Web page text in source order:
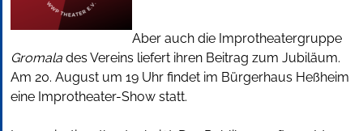
Aber auch die Improtheatergruppe
Gromala des Vereins liefert ihren Beitrag zum Jubiläum.
Am 20. August um 19 Uhr findet im Bürgerhaus Heßheim
eine Improtheater-Show statt.